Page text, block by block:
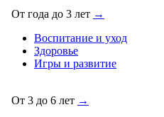
От года до 3 лет →
Воспитание и уход
Здоровье
Игры и развитие
От 3 до 6 лет →